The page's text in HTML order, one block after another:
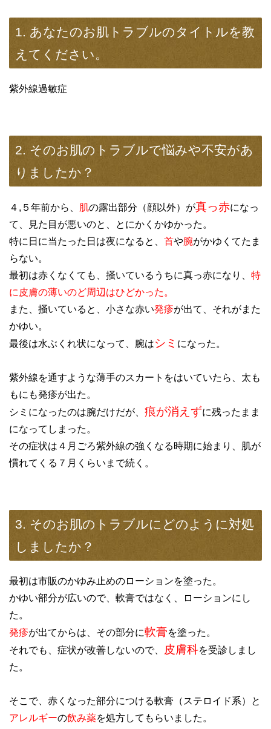
1. あなたのお肌トラブルのタイトルを教
えてください。
紫外線過敏症
2. そのお肌のトラブルで悩みや不安があ
りましたか？
４,５年前から、 肌の露出部分（顔以外）が真っ赤になっ
て、見た目が悪いのと、とにかくかゆかった。
特に日に当たった日は夜になると、 首や腕がかゆくてたま
らない。
最初は赤くなくても、掻いているうちに真っ赤になり、 特
に皮膚の薄いのど周辺はひどかった。
また、掻いていると、小さな赤い発疹が出て、それがまた
かゆい。
最後は水ぶくれ状になって、腕はシミ になった。
紫外線を通すような薄手のスカートをはいていたら、太も
もにも発疹が出た。
シミになったのは腕だけだが、 痕が消えずに残ったまま
になってしまった。
その症状は４月ごろ紫外線の強くなる時期に始まり、肌が
慣れてくる７月くらいまで続く。
3. そのお肌のトラブルにどのように対処
しましたか？
最初は市販のかゆみ止めのローションを塗った。
かゆい部分が広いので、軟膏ではなく、ローションにし
た。
発疹が出てからは、その部分に軟膏を塗った。
それでも、症状が改善しないので、
皮膚科を受診しまし
た。
そこで、赤くなった部分につける軟膏（ステロイド系）と
アレルギーの飲み薬を処方してもらいました。